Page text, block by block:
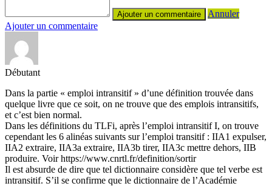
Annuler
Ajouter un commentaire
Débutant
Dans la partie « emploi intransitif » d’une définition trouvée dans
quelque livre que ce soit, on ne trouve que des emplois intransitifs,
et c’est bien normal.
Dans les définitions du TLFi, après l’emploi intransitif I, on trouve
cependant les 6 alinéas suivants sur l’emploi transitif : IIA1 expulser,
IIA2 extraire, IIA3a extraire, IIA3b tirer, IIA3c mettre dehors, IIB
produire. Voir https://www.cnrtl.fr/definition/sortir
Il est absurde de dire que tel dictionnaire considère que tel verbe est
intransitif. S’il se confirme que le dictionnaire de l’Académie